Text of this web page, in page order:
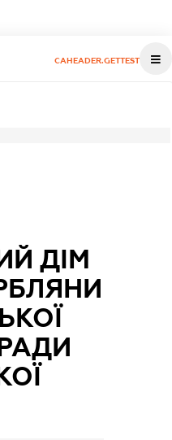
CAHEADER.GETTEST
ДІМ